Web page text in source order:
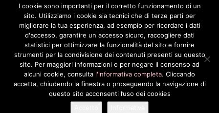
Da conoscere
Da preservare
Da vivere
Cookie Policy
Privacy Policy
Cookie Policy
I cookie sono importanti per il corretto funzionamento di un
sito. Utilizziamo i cookie sia tecnici che di terze parti per
migliorare la tua esperienza, ad esempio per ricordare i dati
d'accesso, garantire un accesso sicuro, raccogliere dati
statistici per ottimizzare la funzionalità del sito e fornire
strumenti per la condivisione dei contenuti presenti su questo
sito. Per maggiori informazioni o per negare il consenso ad
alcuni cookie, consulta l'informativa completa. Cliccando
accetta, chiudendo la finestra o proseguendo la navigazione di
questo sito acconsenti l’uso dei cookies